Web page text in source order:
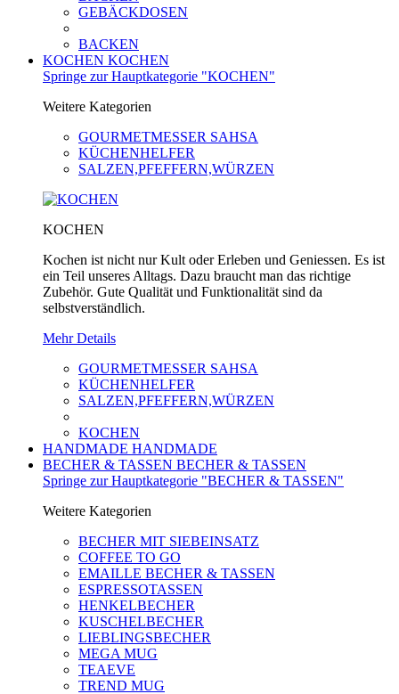
GEBÄCKDOSEN
BACKEN
KOCHEN KOCHEN
Springe zur Hauptkategorie "KOCHEN"
Weitere Kategorien
GOURMETMESSER SAHSA
KÜCHENHELFER
SALZEN,PFEFFERN,WÜRZEN
KOCHEN
Kochen ist nicht nur Kult oder Erleben und Geniessen. Es ist
ein Teil unseres Alltags. Dazu braucht man das richtige
Zubehör. Gute Qualität und Funktionalität sind da
selbstverständlich.
Mehr Details
GOURMETMESSER SAHSA
KÜCHENHELFER
SALZEN,PFEFFERN,WÜRZEN
KOCHEN
HANDMADE HANDMADE
BECHER & TASSEN BECHER & TASSEN
Springe zur Hauptkategorie "BECHER & TASSEN"
Weitere Kategorien
BECHER MIT SIEBEINSATZ
COFFEE TO GO
EMAILLE BECHER & TASSEN
ESPRESSOTASSEN
HENKELBECHER
KUSCHELBECHER
LIEBLINGSBECHER
MEGA MUG
TEAEVE
TREND MUG